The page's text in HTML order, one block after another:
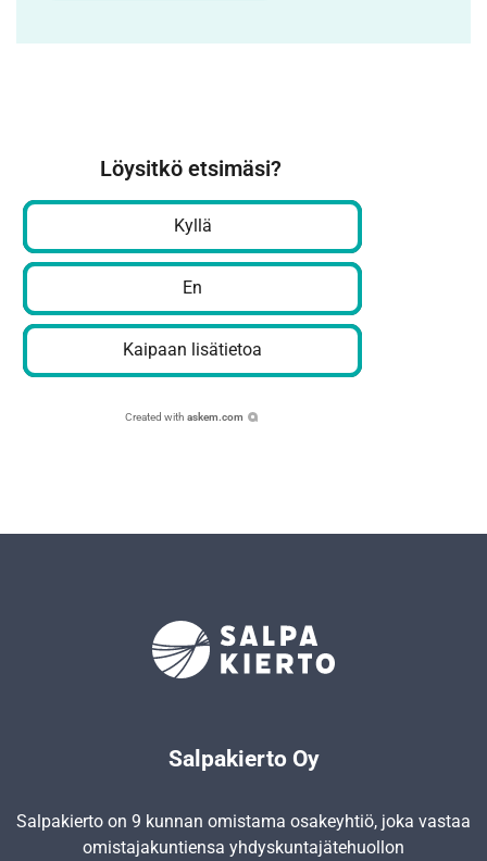
Löysitkö etsimäsi?
Kyllä
En
Kaipaan lisätietoa
Created with askem.com
Salpakierto Oy
Salpakierto on 9 kunnan omistama osakeyhtiö, joka vastaa
omistajakuntiensa yhdyskunta­jätehuollon